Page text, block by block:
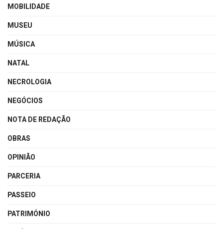
MOBILIDADE
MUSEU
MÚSICA
NATAL
NECROLOGIA
NEGÓCIOS
NOTA DE REDAÇÃO
OBRAS
OPINIÃO
PARCERIA
PASSEIO
PATRIMÓNIO